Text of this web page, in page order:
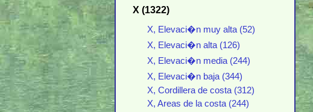
X (1322)
X, Elevaci�n muy alta (52)
X, Elevaci�n alta (126)
X, Elevaci�n media (244)
X, Elevaci�n baja (344)
X, Cordillera de costa (312)
X, Areas de la costa (244)